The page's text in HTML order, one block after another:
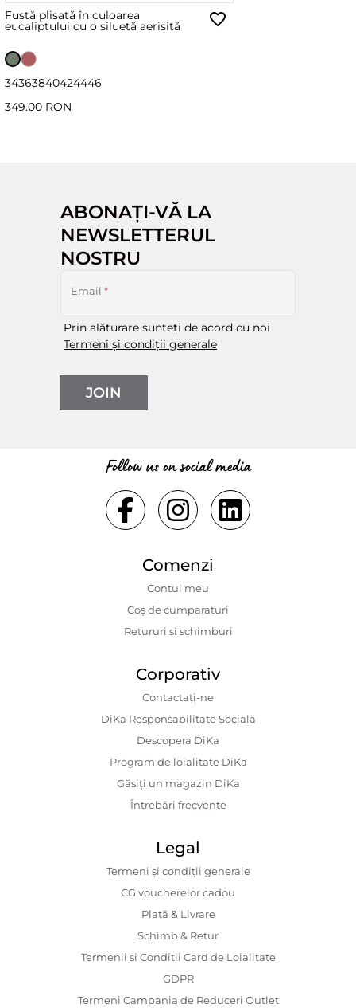
Fustă plisată în culoarea
eucaliptului cu o siluetă aerisită
34363840424446
349.00 RON
ABONAȚI-VĂ LA
NEWSLETTERUL
NOSTRU
Email *
Prin alăturare sunteți de acord cu noi
Termeni și condiții generale
JOIN
Follow us on social media
Comenzi
Contul meu
Coș de cumparaturi
Retururi și schimburi
Corporativ
Contactaţi-ne
DiKa Responsabilitate Socială
Descopera DiKa
Program de loialitate DiKa
Găsiți un magazin DiKa
Întrebări frecvente
Legal
Termeni și condiții generale
CG voucherelor cadou
Plată & Livrare
Schimb & Retur
Termenii si Conditii Card de Loialitate
GDPR
Termeni Campania de Reduceri Outlet